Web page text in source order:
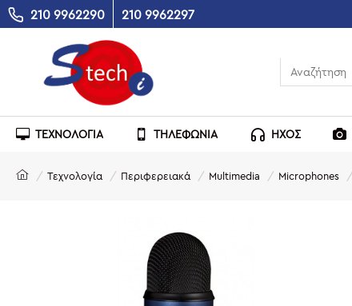
210 9962290 210 9962297
ΤΕΧΝΟΛΟΓΙΑ ΤΗΛΕΦΩΝΙΑ ΗΧΟΣ
Τεχνολογία Περιφερειακά Multimedia Microphones